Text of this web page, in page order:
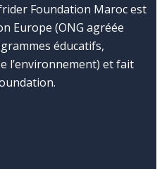
Foundation Maroc est
Europe (ONG agréée
éducatifs,
l’environnement) et fait